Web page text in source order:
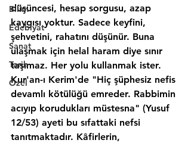
Bilim
Edebiyat
Sanat
Tarih
Özel
düşüncesi, hesap sorgusu, azap
kaygısı yoktur. Sadece keyfini,
şehvetini, rahatını düşünür. Buna
ulaşmak için helal haram diye sınır
taşımaz. Her yolu kullanmak ister.
Kur'an-ı Kerim'de "Hiç şüphesiz nefis
devamlı kötülüğü emreder. Rabbimin
acıyıp korudukları müstesna" (Yusuf
12/53) ayeti bu sıfattaki nefsi
tanıtmaktadır. Kâfirlerin,